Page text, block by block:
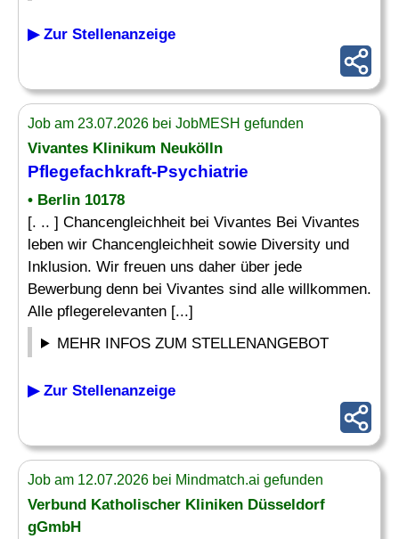
▶ Zur Stellenanzeige
Job am 23.07.2026 bei JobMESH gefunden
Vivantes Klinikum Neukölln
Pflegefachkraft-Psychiatrie
• Berlin 10178
[. .. ] Chancengleichheit bei Vivantes Bei Vivantes
leben wir Chancengleichheit sowie Diversity und
Inklusion. Wir freuen uns daher über jede
Bewerbung denn bei Vivantes sind alle willkommen.
Alle pflegerelevanten [...]
MEHR INFOS ZUM STELLENANGEBOT
▶ Zur Stellenanzeige
Job am 12.07.2026 bei Mindmatch.ai gefunden
Verbund Katholischer Kliniken Düsseldorf
gGmbH